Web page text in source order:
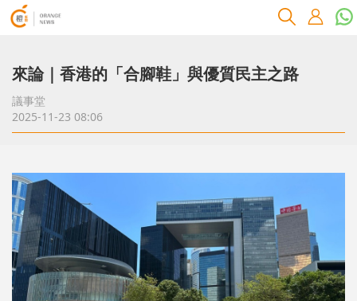
來論｜香港的「合腳鞋」與優質民主之路
議事堂
2025-11-23 08:06